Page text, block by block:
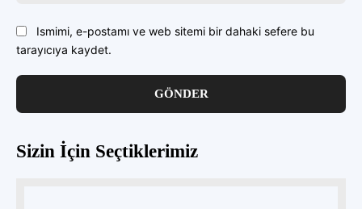
Ismimi, e-postamı ve web sitemi bir dahaki sefere bu
tarayıcıya kaydet.
Sizin İçin Seçtiklerimiz